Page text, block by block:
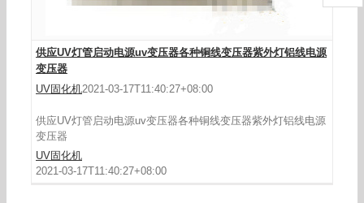
供应UV灯管启动电源uv变压器各种铜线变压器紫外灯铝线电源
变压器
UV固化机2021-03-17T11:40:27+08:00
供应UV灯管启动电源uv变压器各种铜线变压器紫外灯铝线电源
变压器
UV固化机
2021-03-17T11:40:27+08:00